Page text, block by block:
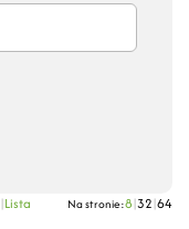
|Lista Na stronie:8|32|64